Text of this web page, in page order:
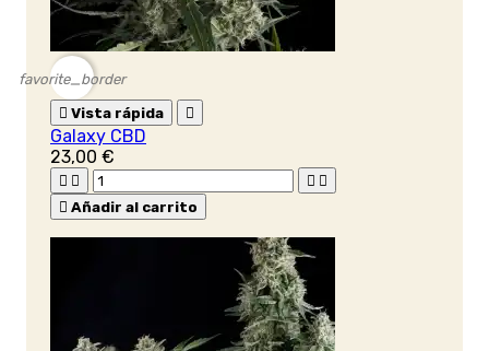
favorite_border
 Vista rápida 
Galaxy CBD
23,00 €
   
 Añadir al carrito